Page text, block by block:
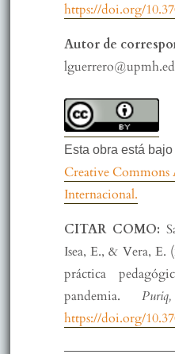
https://doi.org/
Autor de
Esta obra está bajo
Creative
Internacional.
CITAR COMO:
Isea, E., & Vera, E.
práctica
pandemia.
https://doi.org/